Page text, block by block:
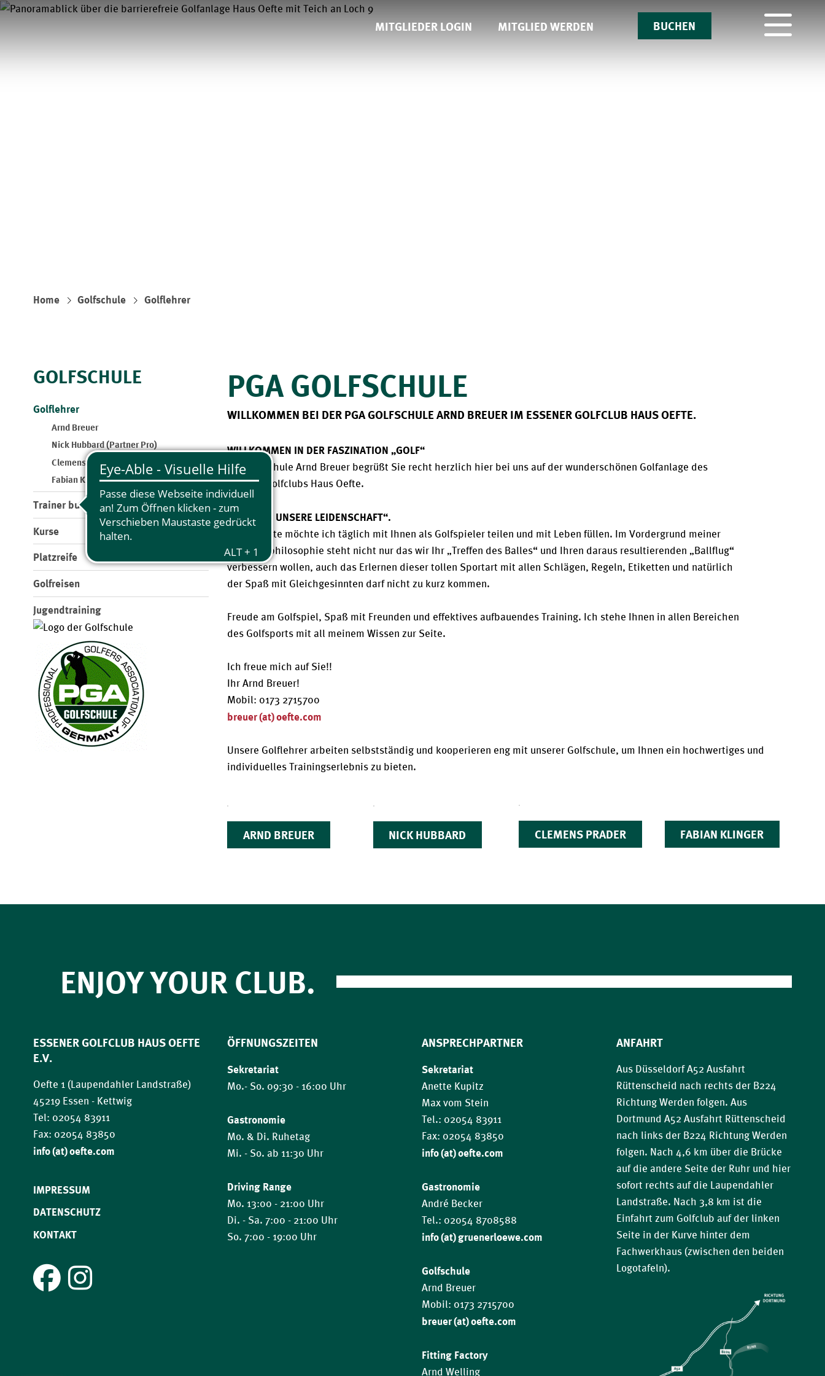
MITGLIEDER LOGIN MITGLIED WERDEN BUCHEN
Home Golfschule Golflehrer
GOLFSCHULE
Golflehrer
Arnd Breuer
Nick Hubbard (Partner Pro)
Clemens Prader (Partner Pro)
Fabian Klinger (Partner Pro)
Trainer buchen
Kurse
Platzreife
Golfreisen
Jugendtraining
PGA GOLFSCHULE
WILLKOMMEN BEI DER PGA GOLFSCHULE ARND BREUER IM ESSENER GOLFCLUB HAUS OEFTE.
WILLKOMMEN IN DER FASZINATION „GOLF“
Die Golfschule Arnd Breuer begrüßt Sie recht herzlich hier bei uns auf der wunderschönen Golfanlage des
Essener Golfclubs Haus Oefte.
„GOLF IST UNSERE LEIDENSCHAFT“.
Diese Worte möchte ich täglich mit Ihnen als Golfspieler teilen und mit Leben füllen. Im Vordergrund meiner
Trainingsphilosophie steht nicht nur das wir Ihr „Treffen des Balles“ und Ihren daraus resultierenden „Ballflug“
verbessern wollen, auch das Erlernen dieser tollen Sportart mit allen Schlägen, Regeln, Etiketten und natürlich
der Spaß mit Gleichgesinnten darf nicht zu kurz kommen.
Freude am Golfspiel, Spaß mit Freunden und effektives aufbauendes Training. Ich stehe Ihnen in allen Bereichen
des Golfsports mit all meinem Wissen zur Seite.
Ich freue mich auf Sie!!
Ihr Arnd Breuer!
Mobil: 0173 2715700
breuer (at) oefte.com
Unsere Golflehrer arbeiten selbstständig und kooperieren eng mit unserer Golfschule, um Ihnen ein hochwertiges und
individuelles Trainingserlebnis zu bieten.
ARND BREUER NICK HUBBARD CLEMENS PRADER FABIAN KLINGER
ENJOY YOUR CLUB.
ESSENER GOLFCLUB HAUS OEFTE
E.V.
Oefte 1 (Laupendahler Landstraße)
45219 Essen - Kettwig
Tel: 02054 83911
Fax: 02054 83850
​​​​​​​info (at) oefte.com
IMPRESSUM
DATENSCHUTZ
KONTAKT
ÖFFNUNGSZEITEN
Sekretariat
Mo.- So. 09:30 - 16:00 Uhr
Gastronomie
Mo. & Di. Ruhetag
Mi. - So. ab 11:30 Uhr
Driving Range
Mo. 13:00 - 21:00 Uhr
Di. - Sa. 7:00 - 21:00 Uhr
So. 7:00 - 19:00 Uhr
ANSPRECHPARTNER
Sekretariat
Anette Kupitz
Max vom Stein
Tel.: 02054 83911
Fax: 02054 83850
info (at) oefte.com
Gastronomie
André Becker
Tel.: 02054 8708588
info (at) gruenerloewe.com
Golfschule
Arnd Breuer
Mobil: 0173 2715700
breuer (at) oefte.com
Fitting Factory
Arnd Welling
ANFAHRT
Aus Düsseldorf A52 Ausfahrt
Rüttenscheid nach rechts der B224
Richtung Werden folgen. Aus
Dortmund A52 Ausfahrt Rüttenscheid
nach links der B224 Richtung Werden
folgen. Nach 4,6 km über die Brücke
auf die andere Seite der Ruhr und hier
sofort rechts auf die Laupendahler
Landstraße. Nach 3,8 km ist die
Einfahrt zum Golfclub auf der linken
Seite in der Kurve hinter dem
Fachwerkhaus (zwischen den beiden
Logotafeln).